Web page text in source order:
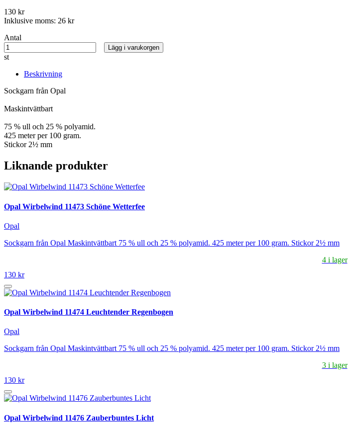
130 kr
Inklusive moms: 26 kr
Antal
st
Lägg i varukorgen
Beskrivning
Sockgarn från Opal
Maskintvättbart
75 % ull och 25 % polyamid.
425 meter per 100 gram.
Stickor 2½ mm
Liknande produkter
Opal Wirbelwind 11473 Schöne Wetterfee
Opal
Sockgarn från Opal Maskintvättbart 75 % ull och 25 % polyamid. 425 meter per 100 gram. Stickor 2½ mm
4 i lager
130 kr
Opal Wirbelwind 11474 Leuchtender Regenbogen
Opal
Sockgarn från Opal Maskintvättbart 75 % ull och 25 % polyamid. 425 meter per 100 gram. Stickor 2½ mm
3 i lager
130 kr
Opal Wirbelwind 11476 Zauberbuntes Licht